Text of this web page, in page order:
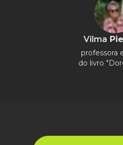
Vilma
professora
do livro